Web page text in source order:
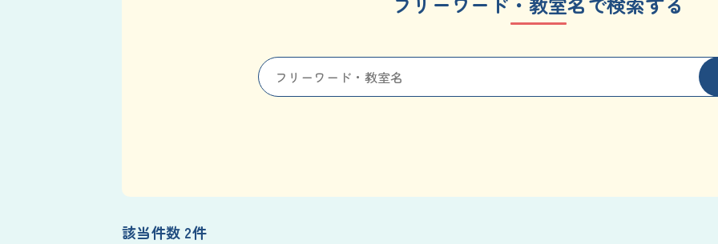
該当件数 2件